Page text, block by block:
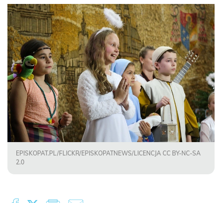
EPISKOPAT.PL/FLICKR/EPISKOPATNEWS/LICENCJA CC BY-NC-SA
2.0